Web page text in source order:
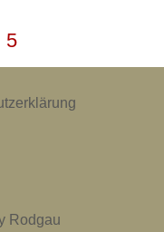
5
Rodgau